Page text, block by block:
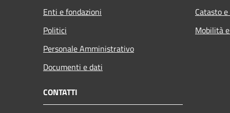
Enti e fondazioni
Politici
Personale Amministrativo
Documenti e dati
Catasto
Mobilità
CONTATTI